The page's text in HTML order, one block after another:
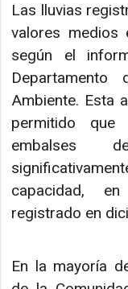
Las lluvias
valores medios
según el
Ambiente. Esta
permitido
embalses
capacidad,
registrado en
En la mayoría